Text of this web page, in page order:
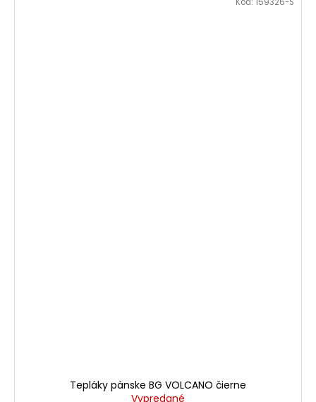
Tepláky pánske BG VOLCANO čierne
Vypredané